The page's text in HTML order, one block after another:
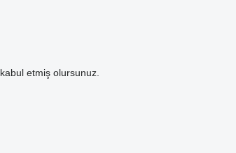
kabul etmiş olursunuz.